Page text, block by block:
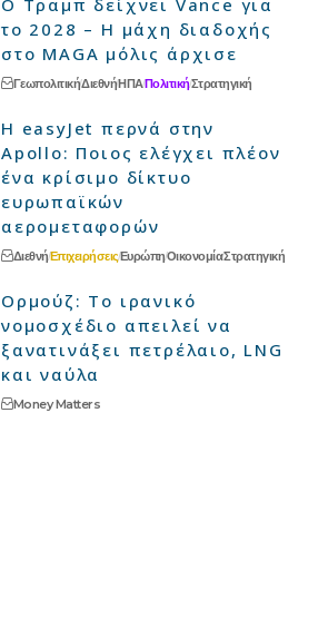
το 2028 – Η μάχη διαδοχής
στο MAGA μόλις άρχισε
ΓεωπολιτικήΔιεθνήΗΠΑΠολιτικήΣτρατηγική
Η easyJet περνά στην
Apollo: Ποιος ελέγχει πλέον
ένα κρίσιμο δίκτυο
ευρωπαϊκών
αερομεταφορών
ΔιεθνήΕπιχειρήσειςΕυρώπηΟικονομίαΣτρατηγική
Ορμούζ: Το ιρανικό
νομοσχέδιο απειλεί να
ξανατινάξει πετρέλαιο, LNG
και ναύλα
Money Matters